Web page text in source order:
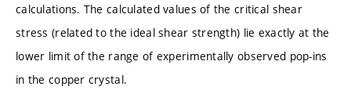
calculations. The calculated values of the critical shear
stress (related to the ideal shear strength) lie exactly at the
lower limit of the range of experimentally observed pop-ins
in the copper crystal.